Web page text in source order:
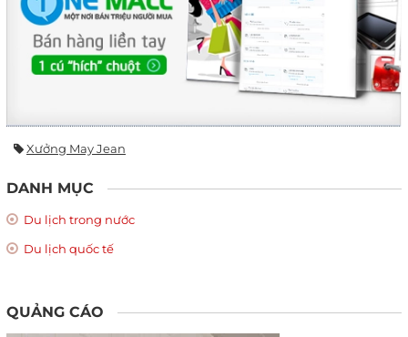
Xưởng May Jean
DANH MỤC
Du lịch trong nước
Du lịch quốc tế
QUẢNG CÁO